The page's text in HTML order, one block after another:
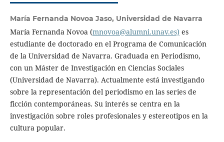
María Fernanda Novoa Jaso, Universidad de Navarra
María Fernanda Novoa (mnovoa@alumni.unav.es) es
estudiante de doctorado en el Programa de Comunicación
de la Universidad de Navarra. Graduada en Periodismo,
con un Máster de Investigación en Ciencias Sociales
(Universidad de Navarra). Actualmente está investigando
sobre la representación del periodismo en las series de
ficción contemporáneas. Su interés se centra en la
investigación sobre roles profesionales y estereotipos en la
cultura popular.